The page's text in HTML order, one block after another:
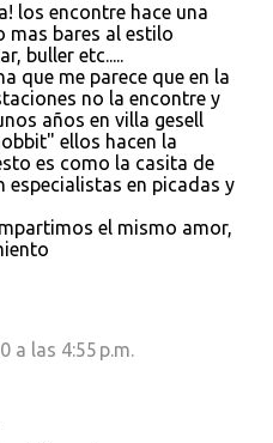
los encontre hace una
mas bares al estilo
buller etc.....
que me parece que en la
no la encontre y
años en villa gesell
ellos hacen la
es como la casita de
especialistas en picadas y
el mismo amor,
a las 4:55 p.m.